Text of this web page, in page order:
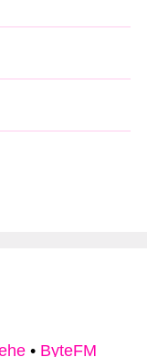
• ByteFM